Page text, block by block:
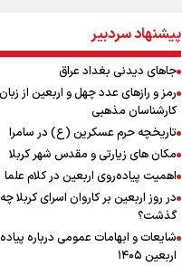
آسیایی
ارتش در آمادگی کامل قرار دارد/ توان
ارتش بی وقفه در حال ارتقا است
رادین زینالی، ملی پوش تکواندو : قدم
تلاش می کنم تا به طلای المپیک برسم
ونس: ایرانی‌ها مذاکره‌کنندگان سرسختی
هستند
جابجایی مرکز ثقل اقتصاد جهان
فرصت طلایی برای اقتصاد ایران
دوچرخه‌سواری در کوهستان؛ جذاب اما
خطرناک
شنیده شدن صدای ۲ انفجار
پیشنهاد سردبیر
جاهای دیدنی بغداد عراق
رمز و رازهای عدد چهل و اربعین از زبان
کارشناسان مذهبی
تاریخچه حرم عسکرین (ع) در سامرا
مکان های زیارتی و مقدس شهر کربلا
اهمیت پیاده‌روی اربعین در کلام علما
در روز اربعین بر کاروان اسرای کربلا چه
گذشت؟
شایعات و ابهامات عمومی درباره
اربعین ۱۴۰۵